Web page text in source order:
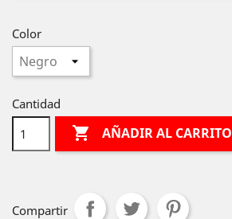
Color
Cantidad
 AÑADIR AL CARRITO
Compartir